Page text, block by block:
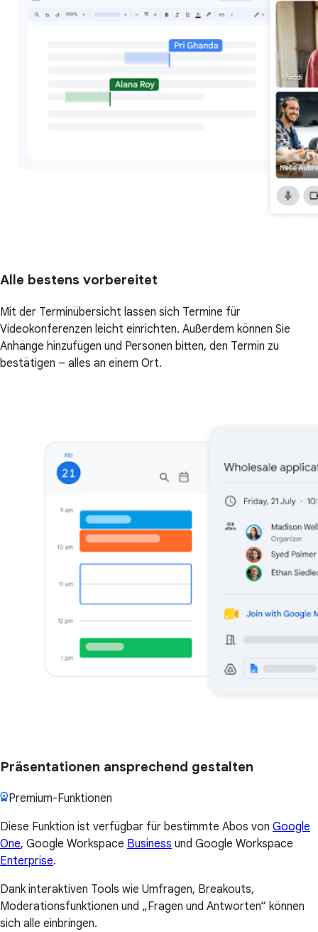
Alle bestens vorbereitet
Mit der Terminübersicht lassen sich Termine für
Videokonferenzen leicht einrichten. Außerdem können Sie
Anhänge hinzufügen und Personen bitten, den Termin zu
bestätigen – alles an einem Ort.
Präsentationen ansprechend gestalten
Premium-Funktionen
Diese Funktion ist verfügbar für bestimmte Abos von Google
One, Google Workspace Business und Google Workspace
Enterprise.
Dank interaktiven Tools wie Umfragen, Breakouts,
Moderationsfunktionen und „Fragen und Antworten“ können
sich alle einbringen.